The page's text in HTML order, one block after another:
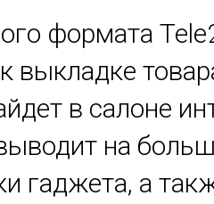
формата
выкладке
в салоне
на
гаджета, а